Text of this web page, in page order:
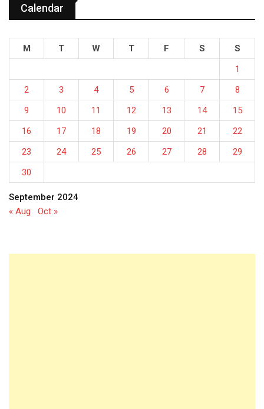
Calendar
September 2024
M T W T F S
S
1
2
3 4 5 6 7
8
9
10 11 12 13 14
15
16
17 18 19 20 21
22
23
24 25 26 27 28
29
30
« Aug Oct »